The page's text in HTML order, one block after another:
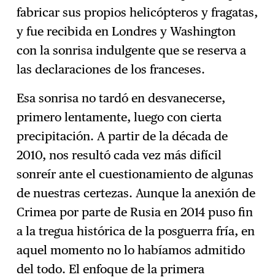
fabricar sus propios helicópteros y fragatas,
y fue recibida en Londres y Washington
con la sonrisa indulgente que se reserva a
las declaraciones de los franceses.
Esa sonrisa no tardó en desvanecerse,
primero lentamente, luego con cierta
precipitación. A partir de la década de
2010, nos resultó cada vez más difícil
sonreír ante el cuestionamiento de algunas
de nuestras certezas. Aunque la anexión de
Crimea por parte de Rusia en 2014 puso fin
a la tregua histórica de la posguerra fría, en
aquel momento no lo habíamos admitido
del todo. El enfoque de la primera